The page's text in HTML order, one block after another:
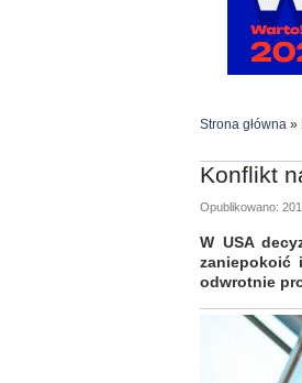
Strona główna »
Konflikt
Opublikowano:
W USA
zaniepokoić
odwrotnie